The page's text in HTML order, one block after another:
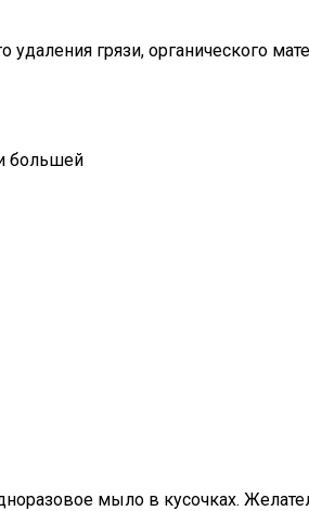
грязи, органического
большей
мыло в кусочках.